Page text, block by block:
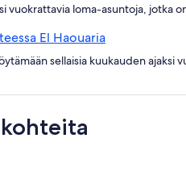
vuokrattavia loma-asuntoja, jotka
El Haouaria
sellaisia kuukauden